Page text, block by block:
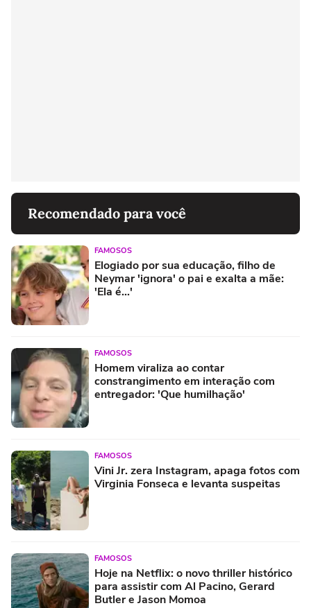
Recomendado para você
FAMOSOS
Elogiado por sua educação, filho de
Neymar 'ignora' o pai e exalta a mãe:
'Ela é...'
FAMOSOS
Homem viraliza ao contar
constrangimento em interação com
entregador: 'Que humilhação'
FAMOSOS
Vini Jr. zera Instagram, apaga fotos com
Virginia Fonseca e levanta suspeitas
FAMOSOS
Hoje na Netflix: o novo thriller histórico
para assistir com Al Pacino, Gerard
Butler e Jason Momoa